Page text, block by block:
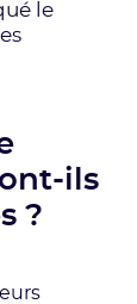
le
ils
?